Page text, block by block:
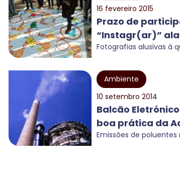
16 fevereiro 2015
Prazo de
“Instagr(ar)”
Fotografias alusivas à
Ambiente
10 setembro 2014
Balcão
boa prática da
Emissões de poluentes